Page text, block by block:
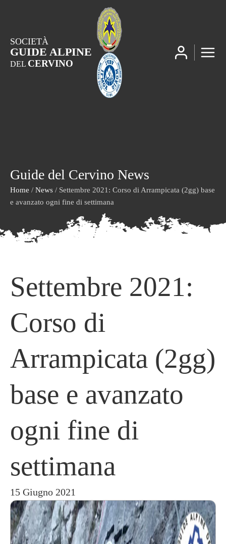
SOCIETÀ
GUIDE ALPINE
DEL CERVINO
Guide del Cervino News
Home / News / Settembre 2021: Corso di Arrampicata (2gg) base
e avanzato ogni fine di settimana
Settembre 2021:
Corso di
Arrampicata (2gg)
base e avanzato
ogni fine di
settimana
15 Giugno 2021